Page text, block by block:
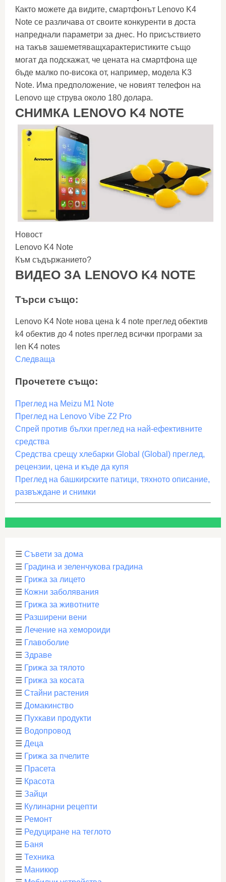
Както можете да видите, смартфонът Lenovo K4
Note се различава от своите конкуренти в доста
напреднали параметри за днес. Но присъствието
на такъв зашеметяващхарактеристиките също
могат да подскажат, че цената на смартфона ще
бъде малко по-висока от, например, модела K3
Note. Има предположение, че новият телефон на
Lenovo ще струва около 180 долара.
СНИМКА LENOVO K4 NOTE
Новост
Lenovo K4 Note
Към съдържанието?
ВИДЕО ЗА LENOVO K4 NOTE
Търси също:
Lenovo K4 Note нова цена k 4 note преглед обектив
k4 обектив до 4 notes преглед всички програми за
len K4 notes
Следваща
Прочетете също:
Преглед на Meizu M1 Note
Преглед на Lenovo Vibe Z2 Pro
Спрей против бълхи преглед на най-ефективните
средства
Средства срещу хлебарки Global (Global) преглед,
рецензии, цена и къде да купя
Преглед на башкирските патици, тяхното описание,
развъждане и снимки
☰ Съвети за дома
☰ Градина и зеленчукова градина
☰ Грижа за лицето
☰ Кожни заболявания
☰ Грижа за животните
☰ Разширени вени
☰ Лечение на хемороиди
☰ Главоболие
☰ Здраве
☰ Грижа за тялото
☰ Грижа за косата
☰ Стайни растения
☰ Домакинство
☰ Пухкави продукти
☰ Водопровод
☰ Деца
☰ Грижа за пчелите
☰ Прасета
☰ Красота
☰ Зайци
☰ Кулинарни рецепти
☰ Ремонт
☰ Редуциране на теглото
☰ Баня
☰ Техника
☰ Маникюр